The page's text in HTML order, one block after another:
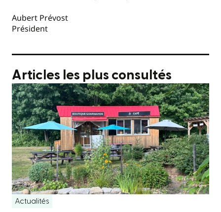
Aubert Prévost
Président
Articles les plus consultés
Actualités